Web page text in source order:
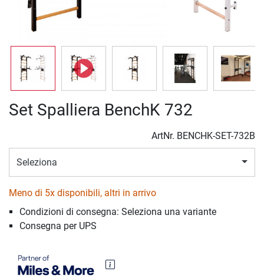
Set Spalliera BenchK 732
ArtNr. BENCHK-SET-732B
Seleziona
Meno di 5x disponibili, altri in arrivo
Condizioni di consegna: Seleziona una variante
Consegna per UPS